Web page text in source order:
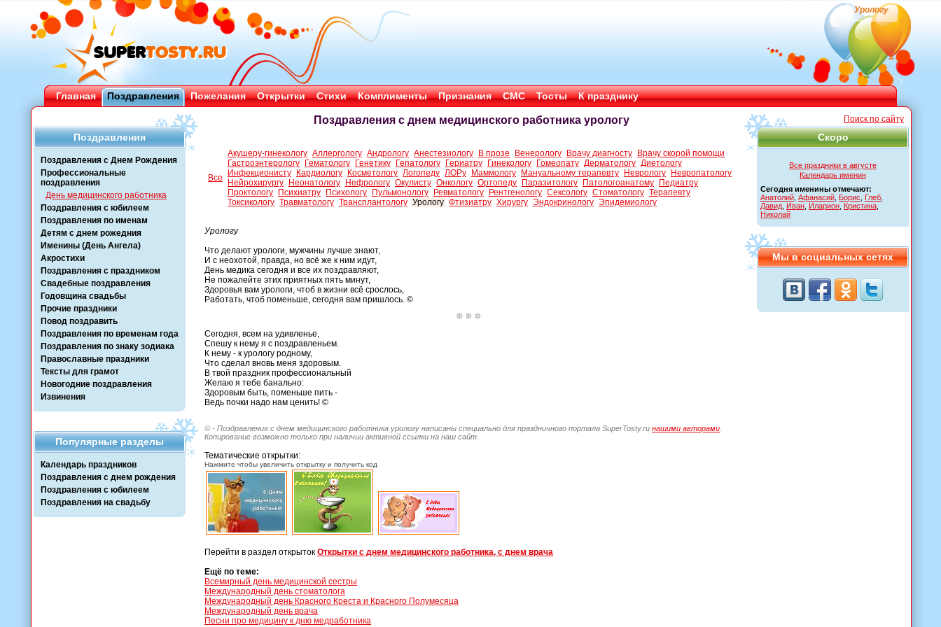
Урологу
Главная Поздравления Пожелания Открытки Стихи Комплименты Признания СМС Тосты К празднику
Поздравления
Поздравления с Днем Рождения
Профессиональные
поздравления
День медицинского работника
Поздравления с юбилеем
Поздравления по именам
Детям с днем рожедния
Именины (День Ангела)
Акростихи
Поздравления с праздником
Свадебные поздравления
Годовщина свадьбы
Прочие праздники
Повод поздравить
Поздравления по временам года
Поздравления по знаку зодиака
Православные праздники
Тексты для грамот
Новогодние поздравления
Извинения
Популярные разделы
Календарь праздников
Поздравления с днем рождения
Поздравления с юбилеем
Поздравления на свадьбу
Поиск по сайту
Скоро
Все праздники в августе
Календарь именин
Сегодня именины отмечают:
Анатолий Афанасий Борис Глеб
Давид Иван Иларион Кристина
Николай
Мы в социальных сетях
Поздравления с днем медицинского работника урологу
Все
Акушеру-гинекологу Аллергологу Андрологу Анестезиологу В прозе Венерологу Врачу диагносту
Врачу скорой помощи
Гастроэнтерологу
Гематологу Генетику Гепатологу Гериатру Гинекологу Гомеопату Дерматологу Диетологу
Инфекционисту
Кардиологу Косметологу Логопеду ЛОРу Маммологу Мануальному терапевту Неврологу
Невропатологу
Нейрохирургу
Неонатологу Нефрологу Окулисту Онкологу Ортопеду Паразитологу Патологоанатому
Педиатру
Проктологу
Психиатру Психологу Пульмонологу Ревматологу Рентгенологу Сексологу Стоматологу Терапевту
Токсикологу Травматологу Трансплантологу Урологу Фтизиатру Хирургу Эндокринологу Эпидемиологу
Урологу
Что делают урологи, мужчины лучше знают,
И с неохотой, правда, но всё же к ним идут,
День медика сегодня и все их поздравляют,
Не пожалейте этих приятных пять минут,
Здоровья вам урологи, чтоб в жизни всё срослось,
Работать, чтоб поменьше, сегодня вам пришлось. ©
Сегодня, всем на удивленье,
Спешу к нему я с поздравленьем.
К нему - к урологу родному,
Что сделал вновь меня здоровым.
В твой праздник профессиональный
Желаю я тебе банально:
Здоровым быть, поменьше пить -
Ведь почки надо нам ценить! ©
© - Поздравления с днем медицинского работника урологу написаны специально для праздничного портала SuperTosty.ru нашими авторами
Копирование возможно только при наличии активной ссылки на наш сайт.
Тематические открытки:
Нажмите чтобы увеличить открытку и получить код
Перейти в раздел открыток Открытки с днем медицинского работника, с днем врача
Ещё по теме:
Всемирный день медицинской сестры
Международный день стоматолога
Международный день Красного Креста и Красного Полумесяца
Международный день врача
Песни про медицину к дню медработника